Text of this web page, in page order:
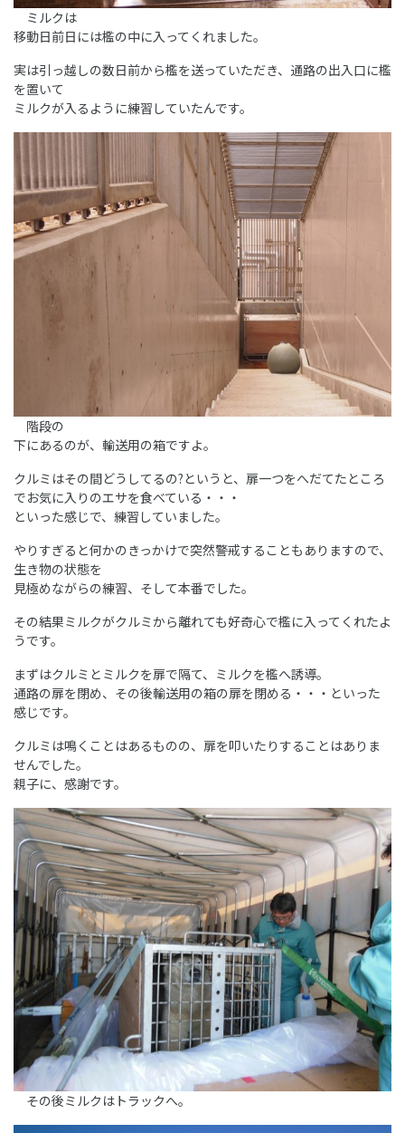
ミルクは
移動日前日には檻の中に入ってくれました。
実は引っ越しの数日前から檻を送っていただき、通路の出入口に檻
を置いて
ミルクが入るように練習していたんです。
階段の
下にあるのが、輸送用の箱ですよ。
クルミはその間どうしてるの?というと、扉一つをへだてたところ
でお気に入りのエサを食べている・・・
といった感じで、練習していました。
やりすぎると何かのきっかけで突然警戒することもありますので、
生き物の状態を
見極めながらの練習、そして本番でした。
その結果ミルクがクルミから離れても好奇心で檻に入ってくれたよ
うです。
まずはクルミとミルクを扉で隔て、ミルクを檻へ誘導。
通路の扉を閉め、その後輸送用の箱の扉を閉める・・・といった
感じです。
クルミは鳴くことはあるものの、扉を叩いたりすることはありま
せんでした。
親子に、感謝です。
その後ミルクはトラックへ。